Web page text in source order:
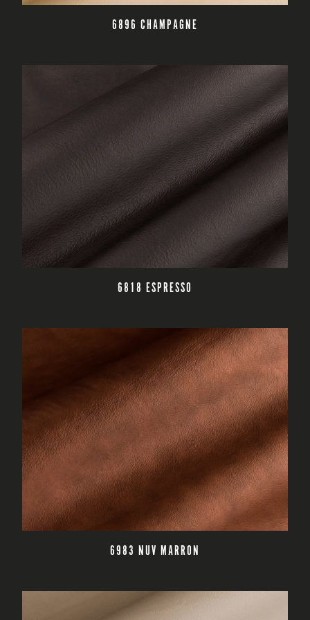
CZYTAJ DALEJ
6896 CHAMPAGNE
CZYTAJ DALEJ
6818 ESPRESSO
CZYTAJ DALEJ
6983 NUV MARRON